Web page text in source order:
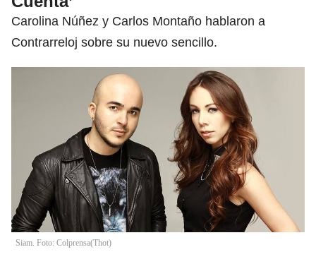
Carolina Núñez y Carlos Montaño hablaron a
Contrarreloj sobre su nuevo sencillo.
Siam. Foto: Colprensa(Thot)